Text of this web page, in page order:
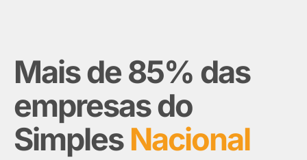
Mais de 85% das
empresas do
Simples Nacional